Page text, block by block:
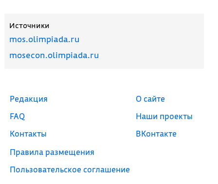
Источники
mos.olimpiada.ru
mosecon.olimpiada.ru
Редакция
FAQ
Контакты
Правила размещения
Пользовательское соглашение
О сайте
Наши проекты
ВКонтакте